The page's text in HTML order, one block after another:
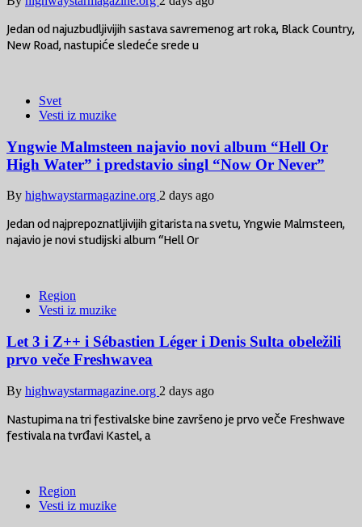
Jedan od najuzbudljivijih sastava savremenog art roka, Black Country,
New Road, nastupiće sledeće srede u
Svet
Vesti iz muzike
Yngwie Malmsteen najavio novi album “Hell Or
High Water” i predstavio singl “Now Or Never”
By highwaystarmagazine.org 2 days ago
Jedan od najprepoznatljivijih gitarista na svetu, Yngwie Malmsteen,
najavio je novi studijski album “Hell Or
Region
Vesti iz muzike
Let 3 i Z++ i Sébastien Léger i Denis Sulta obeležili
prvo veče Freshwavea
By highwaystarmagazine.org 2 days ago
Nastupima na tri festivalske bine završeno je prvo veče Freshwave
festivala na tvrđavi Kastel, a
Region
Vesti iz muzike